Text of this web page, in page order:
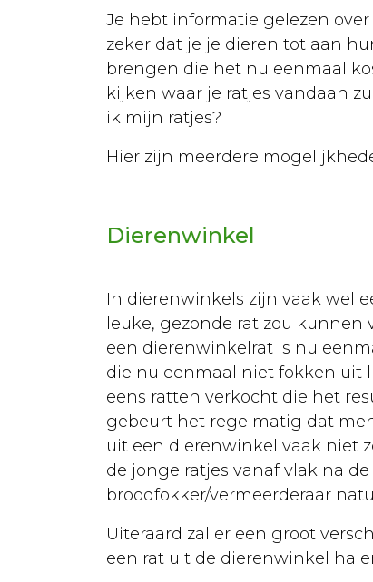
Castratie
Algemeen
gewichten
Aankoop
Opvoeding
Verzorging
Lichaamsverzorging
Dierenarts
Ontwormen
Kattenbak
Vaccineren
Je hebt informatie gelezen
zeker dat je je dieren tot aan
brengen die het nu eenmaal
kijken waar je ratjes vandaan
ik mijn ratjes?
Hier zijn meerdere
Dierenwinkel
In dierenwinkels zijn vaak wel
leuke, gezonde rat zou
een dierenwinkelrat is nu
die nu eenmaal niet fokken uit
eens ratten verkocht die het
gebeurt het regelmatig dat
uit een dierenwinkel vaak niet
de jonge ratjes vanaf vlak na
broodfokker/vermeerderaar
Uiteraard zal er een groot
een rat uit de dierenwinkel